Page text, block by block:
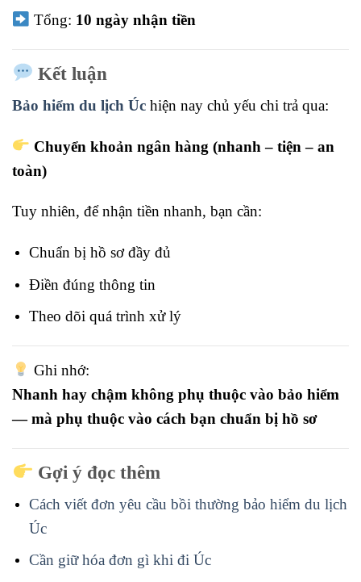
Tổng: 10 ngày nhận tiền
Kết luận
Bảo hiểm du lịch Úc hiện nay chủ yếu chi trả qua:
Chuyển khoản ngân hàng (nhanh – tiện – an
toàn)
Tuy nhiên, để nhận tiền nhanh, bạn cần:
Chuẩn bị hồ sơ đầy đủ
Điền đúng thông tin
Theo dõi quá trình xử lý
Ghi nhớ:
Nhanh hay chậm không phụ thuộc vào bảo hiểm
— mà phụ thuộc vào cách bạn chuẩn bị hồ sơ
Gợi ý đọc thêm
Cách viết đơn yêu cầu bồi thường bảo hiểm du lịch
Úc
Cần giữ hóa đơn gì khi đi Úc